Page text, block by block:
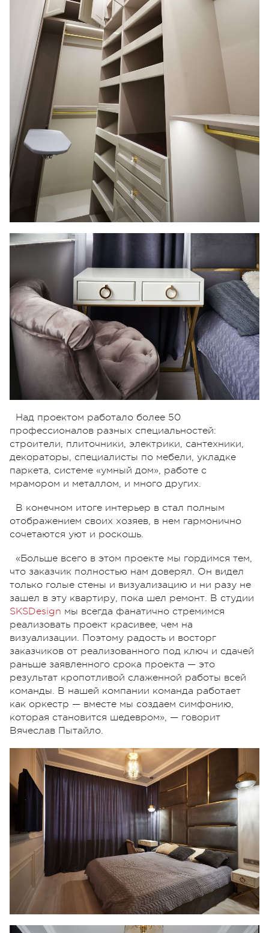
Над проектом работало более 50
профессионалов разных специальностей:
строители, плиточники, электрики, сантехники,
декораторы, специалисты по мебели, укладке
паркета, системе «умный дом», работе с
мрамором и металлом, и много других.
В конечном итоге интерьер в стал полным
отображением своих хозяев, в нем гармонично
сочетаются уют и роскошь.
«Больше всего в этом проекте мы гордимся тем,
что заказчик полностью нам доверял. Он видел
только голые стены и визуализацию и ни разу не
зашел в эту квартиру, пока шел ремонт. В студии
SKSDesign мы всегда фанатично стремимся
реализовать проект красивее, чем на
визуализации. Поэтому радость и восторг
заказчиков от реализованного под ключ и сдачей
раньше заявленного срока проекта — это
результат кропотливой слаженной работы всей
команды. В нашей компании команда работает
как оркестр — вместе мы создаем симфонию,
которая становится шедевром», — говорит
Вячеслав Пытайло.